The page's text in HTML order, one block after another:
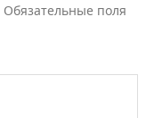
Обязательные поля